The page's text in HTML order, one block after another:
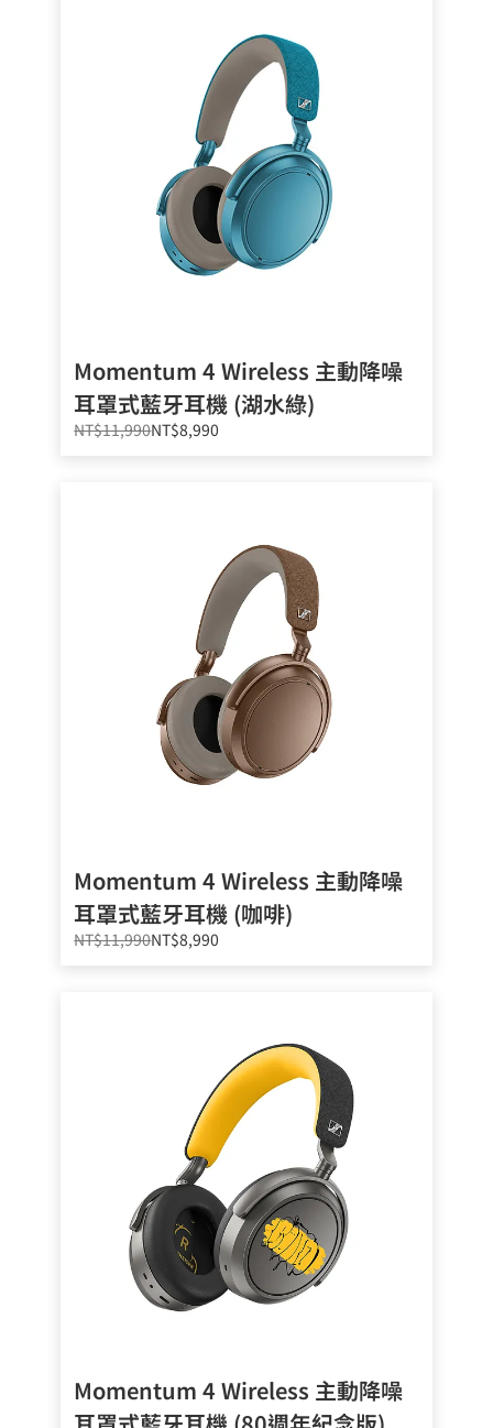
Momentum 4 Wireless 主動降噪
耳罩式藍牙耳機 (湖水綠)
NT$11,990NT$8,990
Momentum 4 Wireless 主動降噪
耳罩式藍牙耳機 (咖啡)
NT$11,990NT$8,990
Momentum 4 Wireless 主動降噪